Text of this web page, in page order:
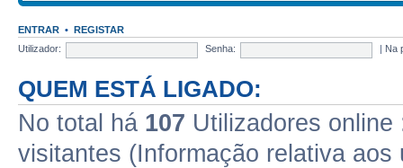
ENTRAR • REGISTAR
Utilizador:
Senha: Na
QUEM ESTÁ LIGADO:
No total há 107 Utilizadores
visitantes (Informação relativa